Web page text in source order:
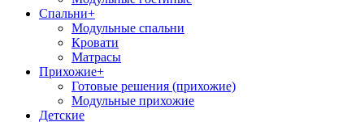
Спальни+
Модульные спальни
Кровати
Матрасы
Прихожие+
Готовые решения (прихожие)
Модульные прихожие
Детские